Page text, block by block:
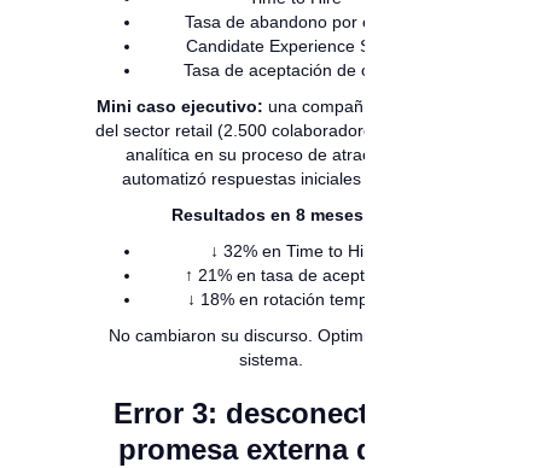
Tasa de abandono por etapa
Candidate Experience Score
Tasa de aceptación de oferta
Mini caso ejecutivo: una compañía regional
del sector retail (2.500 colaboradores) integró
analítica en su proceso de atracción y
automatizó respuestas iniciales con IA.
Resultados en 8 meses:
↓ 32% en Time to Hire
↑ 21% en tasa de aceptación
↓ 18% en rotación temprana
No cambiaron su discurso. Optimizaron su
sistema.
Error 3: desconectar la
promesa externa de la